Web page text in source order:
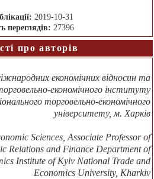
2019-10-31
переглядів: 27396
про авторів
економічних відносин та
економічного інституту
торговельно-економічного
університету, м. Харків
Sciences, Associate Professor of
Relations and Finance Department of
Institute of Kyiv National Trade and
Economics University, Kharkiv